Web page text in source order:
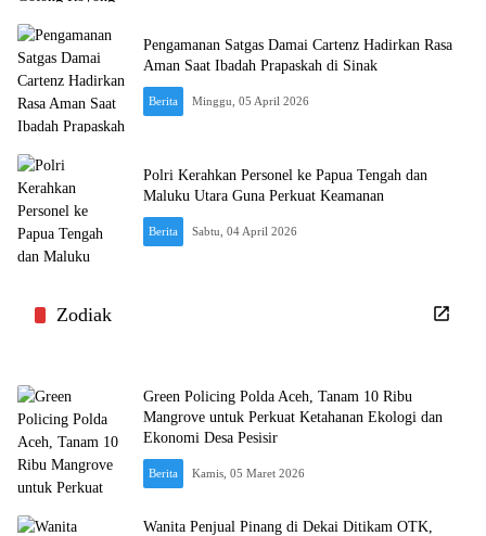
Pengamanan Satgas Damai Cartenz Hadirkan Rasa
Aman Saat Ibadah Prapaskah di Sinak
Berita Minggu, 05 April 2026
Polri Kerahkan Personel ke Papua Tengah dan
Maluku Utara Guna Perkuat Keamanan
Berita Sabtu, 04 April 2026
Zodiak
Green Policing Polda Aceh, Tanam 10 Ribu
Mangrove untuk Perkuat Ketahanan Ekologi dan
Ekonomi Desa Pesisir
Berita Kamis, 05 Maret 2026
Wanita Penjual Pinang di Dekai Ditikam OTK,